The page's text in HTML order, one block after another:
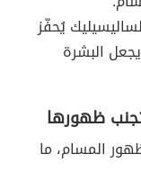
يُحفّز
البشرة
ظهورها
المسام، ما